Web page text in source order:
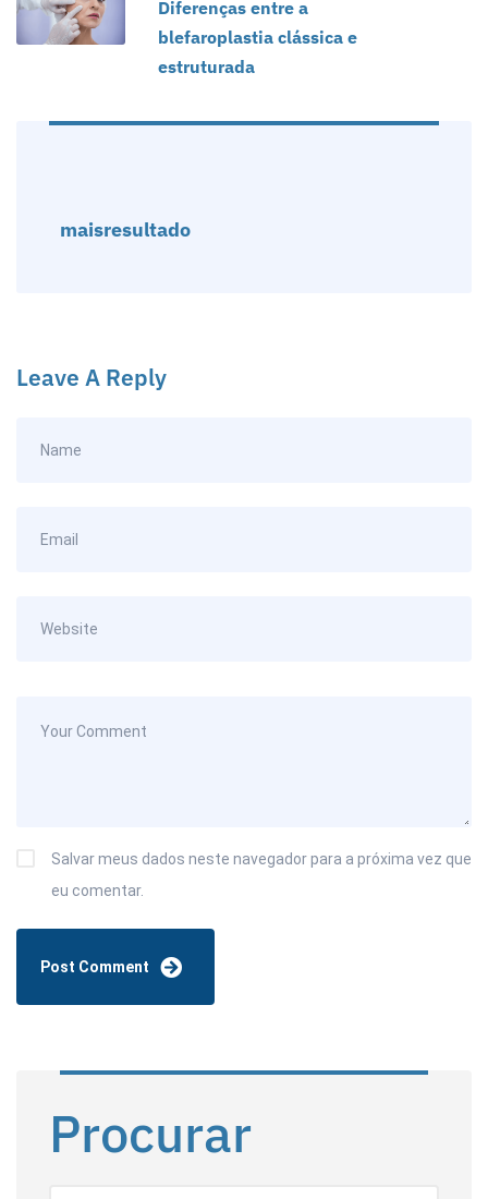
Diferenças entre a
blefaroplastia clássica e
estruturada
maisresultado
Leave A Reply
Salvar meus dados neste navegador para a próxima vez que
eu comentar.
Procurar